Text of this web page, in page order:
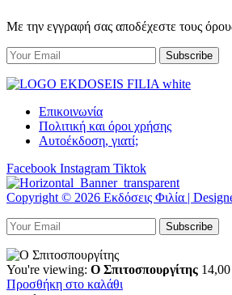
Με την εγγραφή σας αποδέχεστε τους
Επικοινωνία
Πολιτική και όροι χρήσης
Αυτοέκδοση, γιατί;
Facebook Instagram Tiktok
Copyright © 2026 Εκδόσεις Φιλία |
You're viewing: Ο Σπιτοσπουργίτης 14,00
Προσθήκη στο καλάθι